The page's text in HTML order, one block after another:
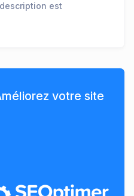
est
votre site